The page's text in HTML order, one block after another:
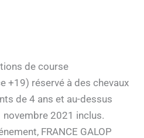
de course
+19) réservé à des chevaux
de 4 ans et au-dessus
novembre 2021 inclus.
FRANCE GALOP